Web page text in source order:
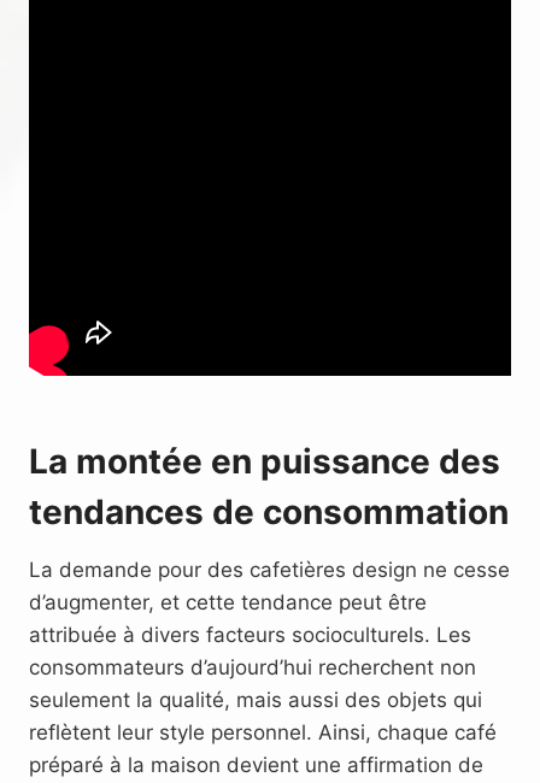
La montée en puissance des
tendances de consommation
La demande pour des cafetières design ne cesse
d’augmenter, et cette tendance peut être
attribuée à divers facteurs socioculturels. Les
consommateurs d’aujourd’hui recherchent non
seulement la qualité, mais aussi des objets qui
reflètent leur style personnel. Ainsi, chaque café
préparé à la maison devient une affirmation de